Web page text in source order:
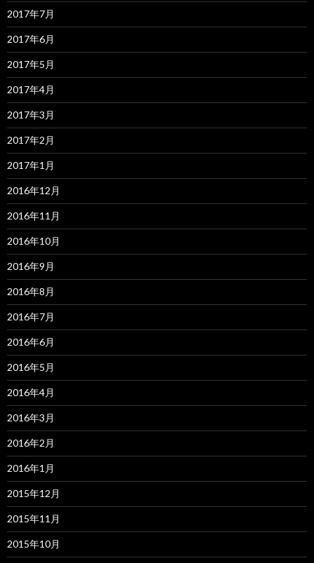
2017年7月
2017年6月
2017年5月
2017年4月
2017年3月
2017年2月
2017年1月
2016年12月
2016年11月
2016年10月
2016年9月
2016年8月
2016年7月
2016年6月
2016年5月
2016年4月
2016年3月
2016年2月
2016年1月
2015年12月
2015年11月
2015年10月